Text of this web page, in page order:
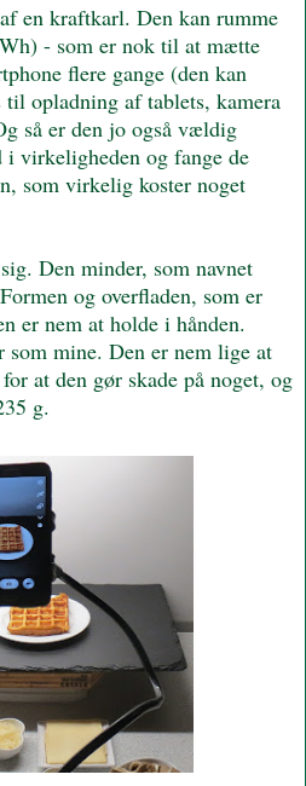
en kraftkarl. Den kan rumme
- som er nok til at mætte
flere gange (den kan
til opladning af tablets, kamera
så er den jo også vældig
virkeligheden og fange de
som virkelig koster noget
Den minder, som navnet
og overfladen, som er
er nem at holde i hånden.
mine. Den er nem lige at
at den gør skade på noget, og
g.